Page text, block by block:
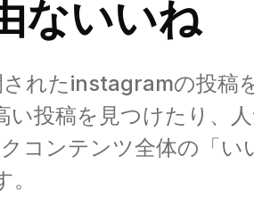
ないいね
れたinstagramの投稿
投稿を見つけたり、
コンテンツ全体の「い